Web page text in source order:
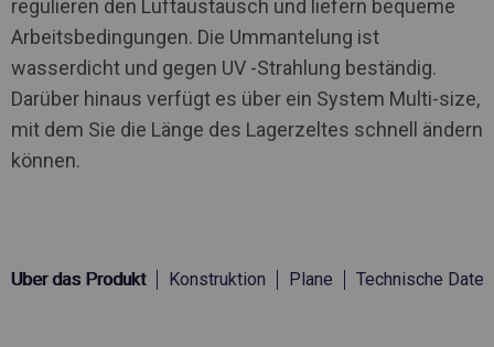
regulieren den Luftaustausch und liefern bequeme
Arbeitsbedingungen. Die Ummantelung ist
wasserdicht und gegen UV -Strahlung beständig.
Darüber hinaus verfügt es über ein System Multi-size,
mit dem Sie die Länge des Lagerzeltes schnell ändern
können.
Über das Produkt Konstruktion Plane Technische Daten